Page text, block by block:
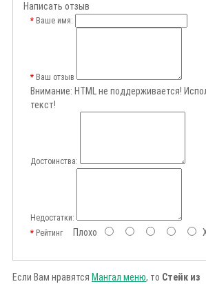
Написать отзыв
Ваше имя:
Ваш отзыв
Внимание: HTML не поддерживается!
текст!
Достоинства:
Недостатки:
РейтингПлохо
Если Вам нравятся Мангал меню, то Стейк из